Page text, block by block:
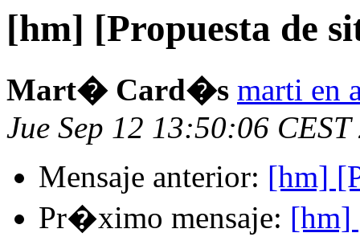
[hm] [Propuesta de
Mart� Card�s marti en
Jue Sep 12 13:50:06 CEST
Mensaje anterior: [hm]
Pr�ximo mensaje: [hm]